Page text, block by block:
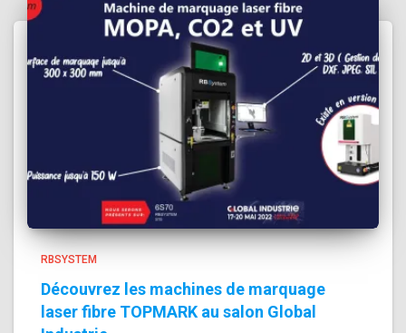
RBSYSTEM
Découvrez les machines de marquage
laser fibre TOPMARK au salon Global